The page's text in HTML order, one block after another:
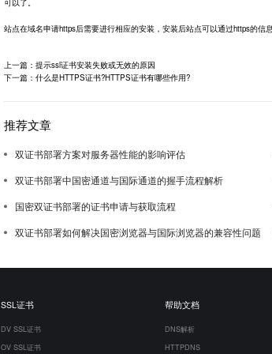
站点在域名申请https后需要进行相应的安装，安装后站点可以通过https的
上一篇：提示ssl证书安装失败或无效的原因
下一篇：什么是HTTPS证书?HTTPS证书有哪些作用?
推荐文章
双证书部署方案对服务器性能的影响评估
双证书部署中国密通道与国际通道的握手流程解析
国密双证书部署的证书申请与获取流程
双证书部署如何解决国密浏览器与国际浏览器的兼容性问题
SSL证书
DV SSL证书
OV SSL证书
帮助文档
DNS解析
HTTPDNS